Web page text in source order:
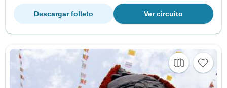
Ver circuito
Descargar folleto